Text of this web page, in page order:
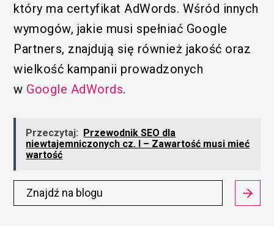
który ma certyfikat AdWords. Wśród innych
wymogów, jakie musi spełniać Google
Partners, znajdują się również jakość oraz
wielkość kampanii prowadzonych
w Google AdWords.
Przeczytaj: Przewodnik SEO dla
niewtajemniczonych cz. I – Zawartość musi mieć
wartość